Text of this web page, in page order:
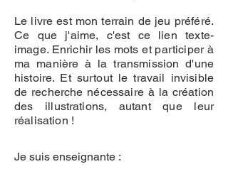
Le livre est mon terrain de jeu préféré.
Ce que j'aime, c'est ce lien texte-
image. Enrichir les mots et participer à
ma manière à la transmission d'une
histoire. Et surtout le travail invisible
de recherche nécessaire à la création
des illustrations, autant que leur
réalisation !
Je suis enseignante :